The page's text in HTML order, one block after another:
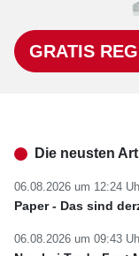
GRATIS
Die neusten
06.08.2026 um 12:24
Paper - Das sind
06.08.2026 um 09:43